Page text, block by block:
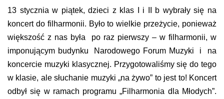
13 stycznia w piątek, dzieci z klas I i II b wybrały się na
koncert do filharmonii. Było to wielkie przeżycie, ponieważ
większość z nas była po raz pierwszy – w filharmonii, w
imponującym budynku Narodowego Forum Muzyki i na
koncercie muzyki klasycznej. Przygotowaliśmy się do tego
w klasie, ale słuchanie muzyki „na żywo” to jest to! Koncert
odbył się w ramach programu „Filharmonia dla Młodych”.